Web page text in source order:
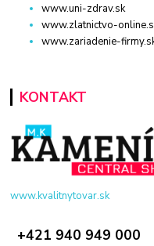
www.uni-zdrav.sk
www.zlatnictvo-
www.zariadenie-
KONTAKT
www.kvalitnytovar.sk
+421 940 949 000